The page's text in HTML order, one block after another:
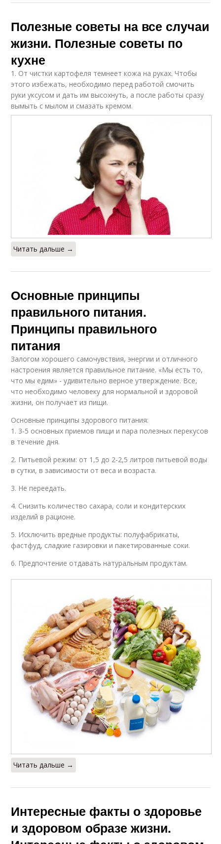
Полезные советы на все случаи
жизни. Полезные советы по
кухне
1. От чистки картофеля темнеет кожа на руках. Чтобы
этого избежать, необходимо перед работой смочить
руки уксусом и дать им высохнуть, а после работы сразу
вымыть с мылом и смазать кремом.
Читать дальше →
Основные принципы
правильного питания.
Принципы правильного
питания
Залогом хорошего самочувствия, энергии и отличного
настроения является правильное питание. «Мы есть то,
что мы едим» - удивительно верное утверждение. Все,
что необходимо человеку для нормальной и здоровой
жизни, он получает из пищи.
Основные принципы здорового питания:
1. 3-5 основных приемов пищи и пара полезных перекусов
в течение дня.
2. Питьевой режим: от 1,5 до 2-2,5 литров питьевой воды
в сутки, в зависимости от веса и возраста.
3. Не переедать.
4. Снизить количество сахара, соли и кондитерских
изделий в рационе.
5. Исключить вредные продукты: полуфабрикаты,
фастфуд, сладкие газировки и пакетированные соки.
6. Предпочтение отдавать натуральным продуктам.
Читать дальше →
Интересные факты о здоровье
и здоровом образе жизни.